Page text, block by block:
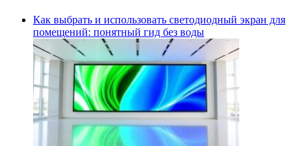
Как выбрать и использовать светодиодный экран для
помещений: понятный гид без воды